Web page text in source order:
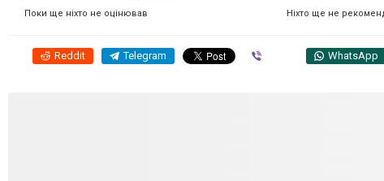
Поки ще ніхто не оцінював Ніхто ще не
Reddit Telegram WhatsApp